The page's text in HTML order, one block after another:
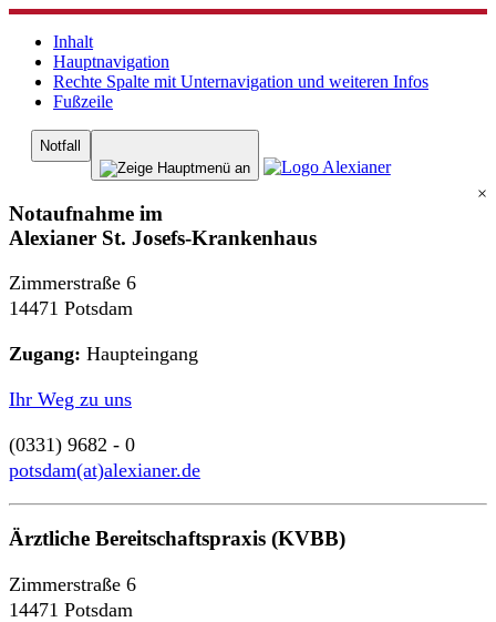
Inhalt
Hauptnavigation
Rechte Spalte mit Unternavigation und weiteren Infos
Fußzeile
Notfall
×
Notaufnahme im
Alexianer St. Josefs-Krankenhaus
Zimmerstraße 6
14471 Potsdam
Zugang: Haupteingang
Ihr Weg zu uns
(0331) 9682 - 0
potsdam(at)alexianer.de
Ärztliche Bereitschaftspraxis (KVBB)
Zimmerstraße 6
14471 Potsdam